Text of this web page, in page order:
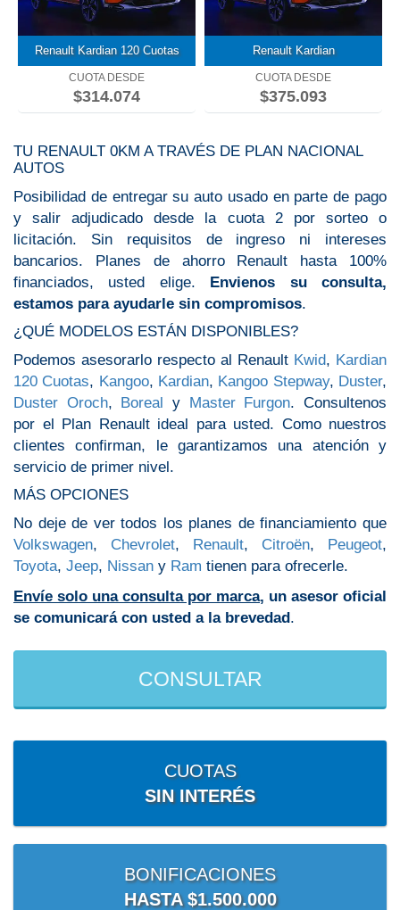
Renault Kardian 120 Cuotas
CUOTA DESDE
$314.074
Renault Kardian
CUOTA DESDE
$375.093
TU RENAULT 0KM A TRAVÉS DE PLAN NACIONAL
AUTOS
Posibilidad de entregar su auto usado en parte de pago
y salir adjudicado desde la cuota 2 por sorteo o
licitación. Sin requisitos de ingreso ni intereses
bancarios. Planes de ahorro Renault hasta 100%
financiados, usted elige. Envienos su consulta,
estamos para ayudarle sin compromisos.
¿QUÉ MODELOS ESTÁN DISPONIBLES?
Podemos asesorarlo respecto al Renault Kwid, Kardian
120 Cuotas, Kangoo, Kardian, Kangoo Stepway, Duster,
Duster Oroch, Boreal y Master Furgon. Consultenos
por el Plan Renault ideal para usted. Como nuestros
clientes confirman, le garantizamos una atención y
servicio de primer nivel.
MÁS OPCIONES
No deje de ver todos los planes de financiamiento que
Volkswagen, Chevrolet, Renault, Citroën, Peugeot,
Toyota, Jeep, Nissan y Ram tienen para ofrecerle.
Envíe solo una consulta por marca, un asesor oficial
se comunicará con usted a la brevedad.
CONSULTAR
CUOTAS
SIN INTERÉS
BONIFICACIONES
HASTA $1.500.000